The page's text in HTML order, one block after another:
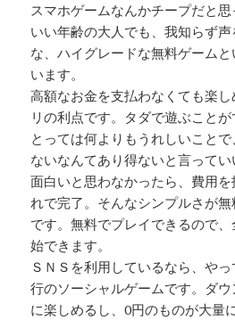
スマホゲームなんかチープだと
いい年齢の大人でも、我知らず
な、ハイグレードな無料ゲーム
います。
高額なお金を支払わなくても楽
リの利点です。タダで遊ぶこと
とっては何よりもうれしいこと
ないなんてあり得ないと言ってい
面白いと思わなかったら、費用
れで完了。そんなシンプルさが
です。無料でプレイできるので
始できます。
ＳＮＳを利用しているなら、や
行のソーシャルゲームです。ダ
に楽しめるし、0円のものが大量